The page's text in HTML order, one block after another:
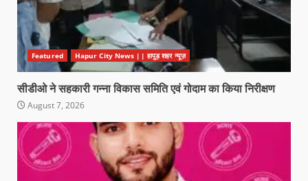
Featured Hapur City News || हापुड़ शहर न्यूज़
सीडीओ ने सहकारी गन्ना विकास समिति एवं गोदाम का किया निरीक्षण
August 7, 2026